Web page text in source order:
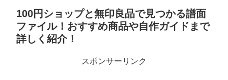
100円ショップと無印良品で見つかる譜面
ファイル！おすすめ商品や自作ガイドまで
詳しく紹介！
スポンサーリンク